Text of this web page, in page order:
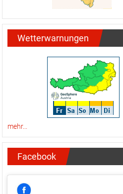
Wetterwarnungen
mehr...
Facebook